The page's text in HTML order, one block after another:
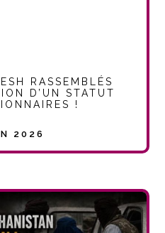
RASSEMBLÉS
D’UN STATUT
!
2026